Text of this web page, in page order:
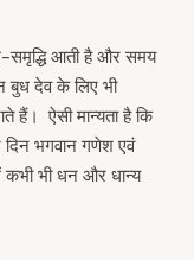
आती है और समय
बुध देव के लिए भी
हैं। ऐसी मान्यता है कि
दिन भगवान गणेश एवं
कभी भी धन और धान्य